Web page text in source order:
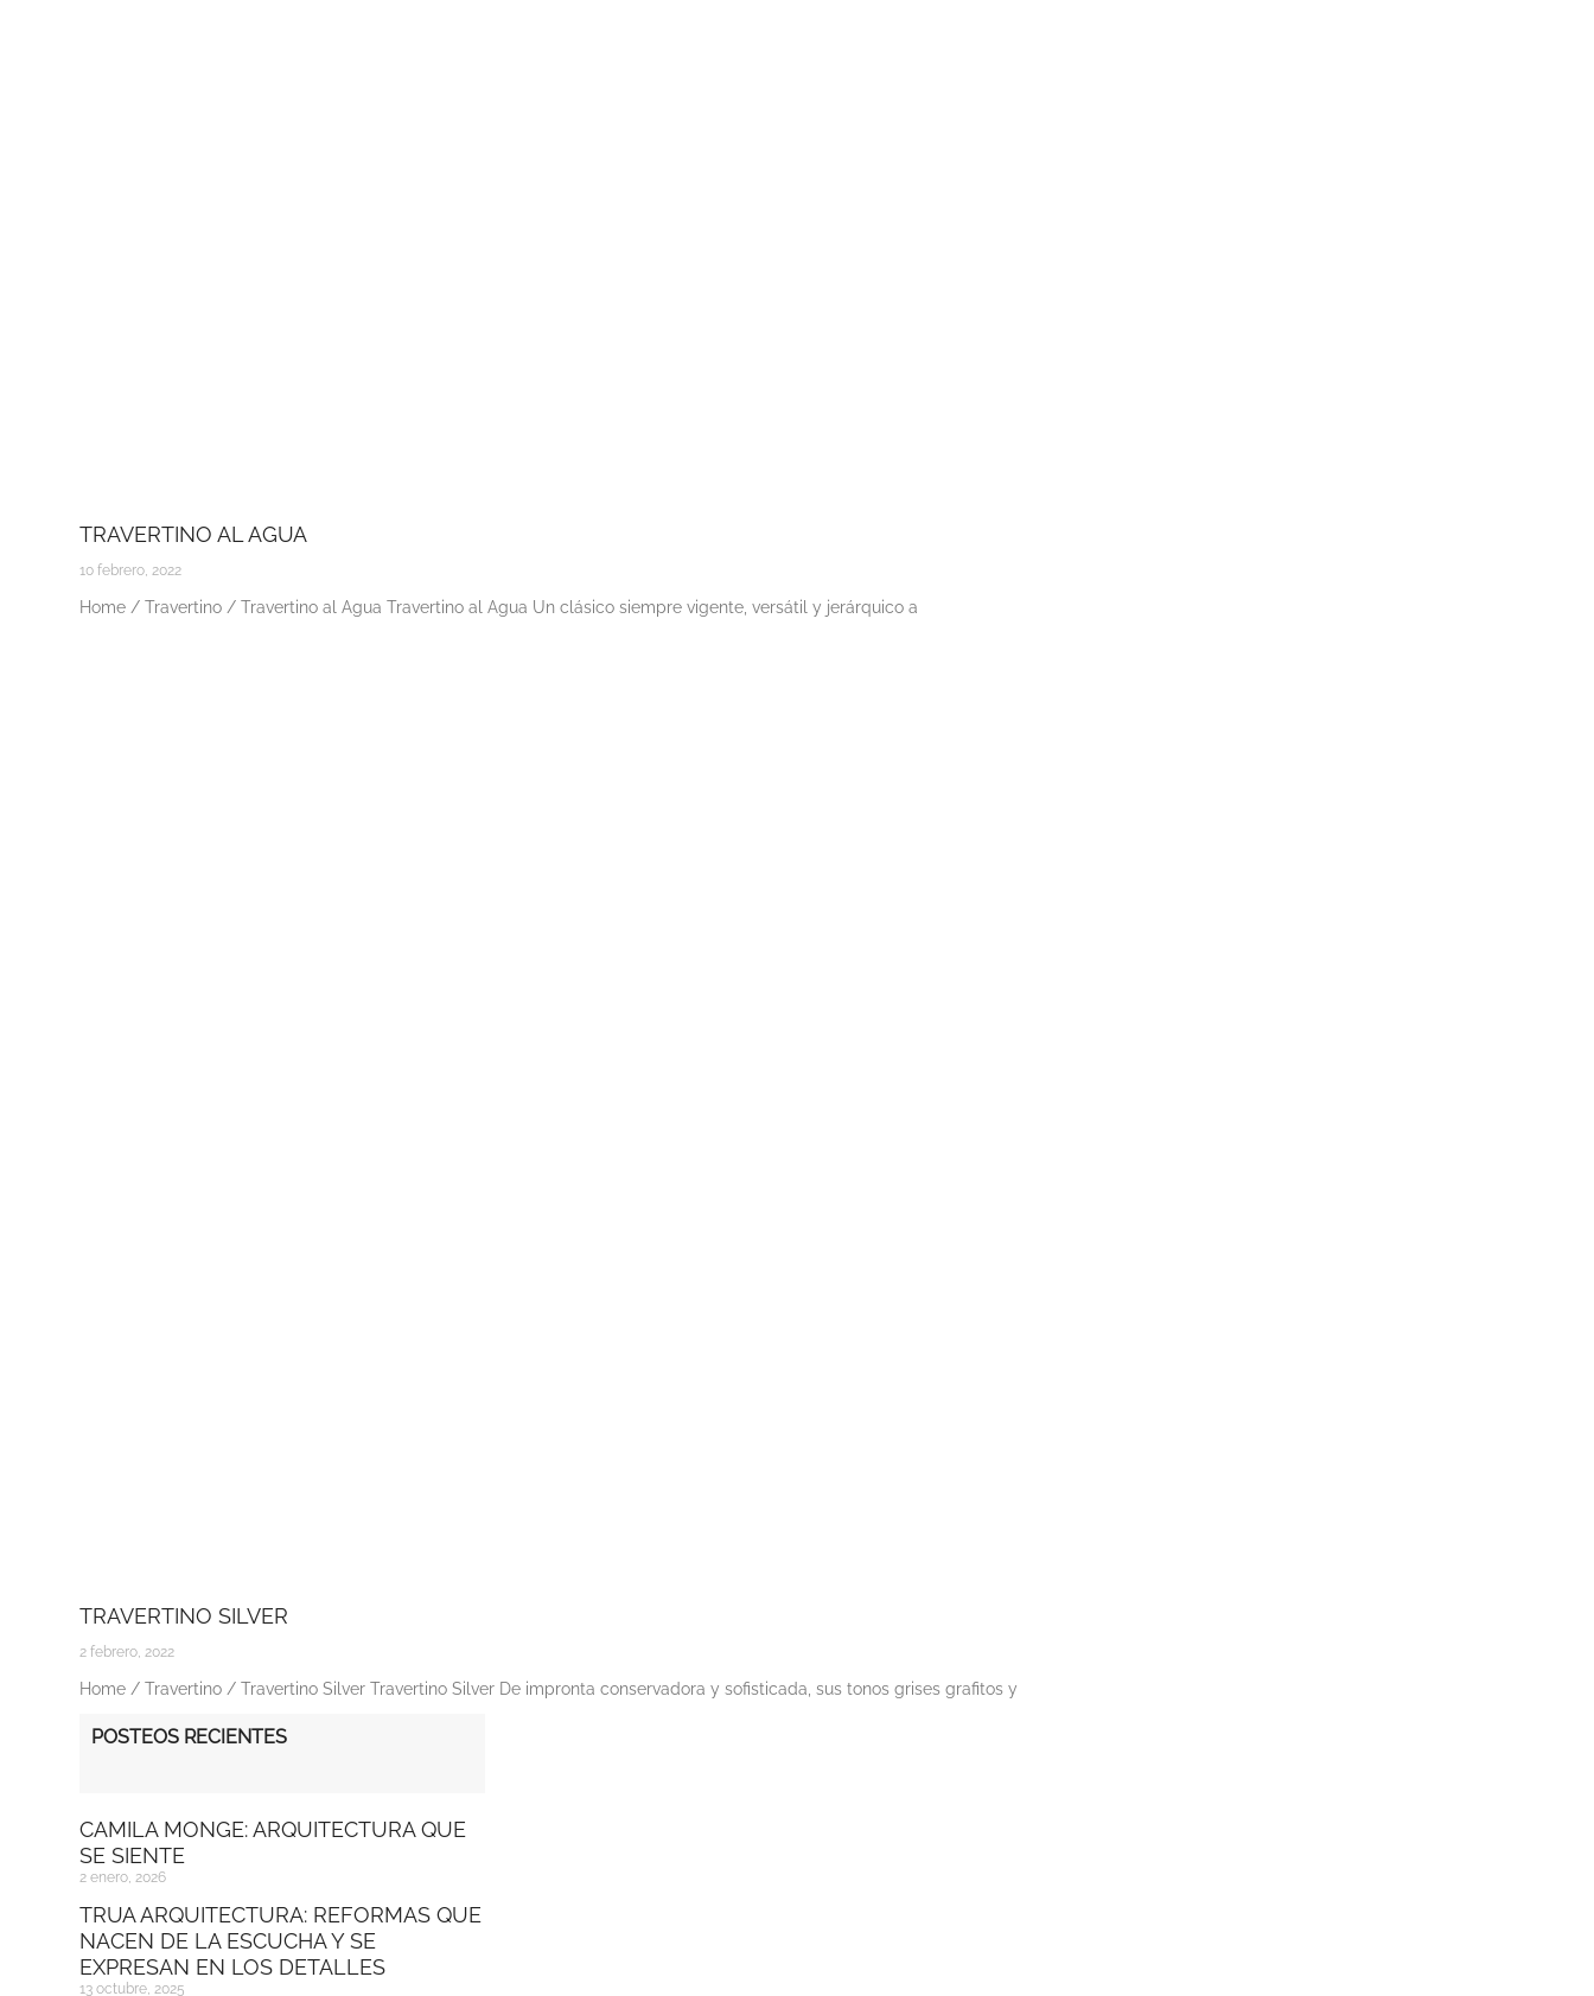
TRAVERTINO AL AGUA
10 febrero, 2022
Home / Travertino / Travertino al Agua Travertino al Agua Un clásico siempre vigente, versátil y jerárquico a
TRAVERTINO SILVER
2 febrero, 2022
Home / Travertino / Travertino Silver Travertino Silver De impronta conservadora y sofisticada, sus tonos grises grafitos y
POSTEOS RECIENTES
CAMILA MONGE: ARQUITECTURA QUE
SE SIENTE
2 enero, 2026
TRUA ARQUITECTURA: REFORMAS QUE
NACEN DE LA ESCUCHA Y SE
EXPRESAN EN LOS DETALLES
13 octubre, 2025